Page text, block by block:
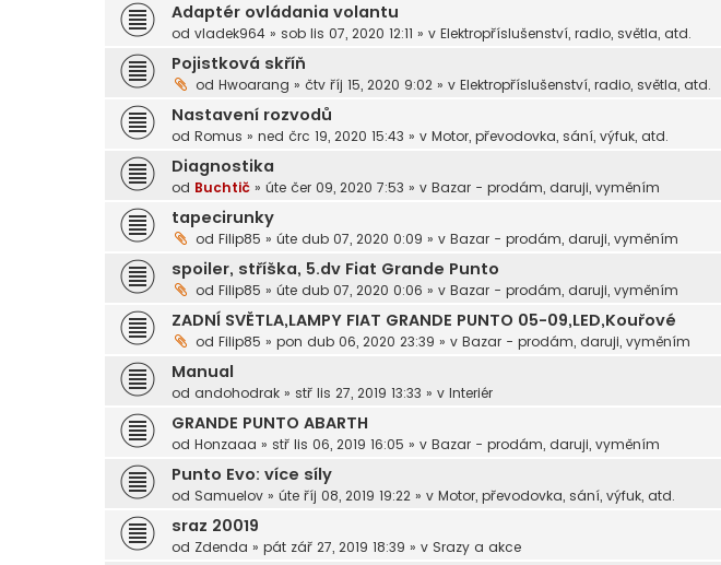
Adaptér ovládania volantu
od vladek964 » sob lis 07, 2020 12:11 » v Elektropříslušenství, radio, světla, atd.
Pojistková skříň
od Hwoarang » čtv říj 15, 2020 9:02 » v Elektropříslušenství, radio, světla, atd.
Nastavení rozvodů
od Romus » ned črc 19, 2020 15:43 » v Motor, převodovka, sání, výfuk, atd.
Diagnostika
od Buchtič » úte čer 09, 2020 7:53 » v Bazar - prodám, daruji, vyměním
tapecirunky
od Filip85 » úte dub 07, 2020 0:09 » v Bazar - prodám, daruji, vyměním
spoiler, stříška, 5.dv Fiat Grande Punto
od Filip85 » úte dub 07, 2020 0:06 » v Bazar - prodám, daruji, vyměním
ZADNÍ SVĚTLA,LAMPY FIAT GRANDE PUNTO 05-09,LED,Kouřové
od Filip85 » pon dub 06, 2020 23:39 » v Bazar - prodám, daruji, vyměním
Manual
od andohodrak » stř lis 27, 2019 13:33 » v Interiér
GRANDE PUNTO ABARTH
od Honzaaa » stř lis 06, 2019 16:05 » v Bazar - prodám, daruji, vyměním
Punto Evo: více síly
od Samuelov » úte říj 08, 2019 19:22 » v Motor, převodovka, sání, výfuk, atd.
sraz 20019
od Zdenda » pát zář 27, 2019 18:39 » v Srazy a akce